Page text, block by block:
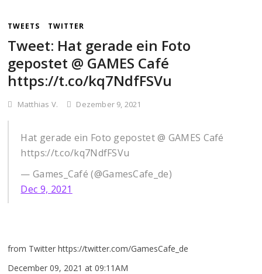
TWEETS TWITTER
Tweet: Hat gerade ein Foto
gepostet @ GAMES Café
https://t.co/kq7NdfFSVu
Matthias V. Dezember 9, 2021
Hat gerade ein Foto gepostet @ GAMES Café
https://t.co/kq7NdfFSVu
— Games_Café (@GamesCafe_de)
Dec 9, 2021
from Twitter https://twitter.com/GamesCafe_de
December 09, 2021 at 09:11AM